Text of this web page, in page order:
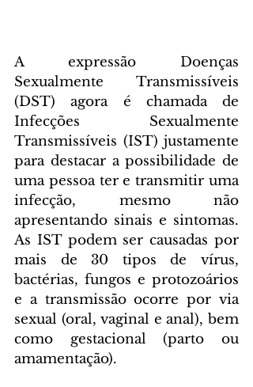
A expressão Doenças
Sexualmente Transmissíveis
(DST) agora é chamada de
Infecções Sexualmente
Transmissíveis (IST) justamente
para destacar a possibilidade de
uma pessoa ter e transmitir uma
infecção, mesmo não
apresentando sinais e sintomas.
As IST podem ser causadas por
mais de 30 tipos de vírus,
bactérias, fungos e protozoários
e a transmissão ocorre por via
sexual (oral, vaginal e anal), bem
como gestacional (parto ou
amamentação).